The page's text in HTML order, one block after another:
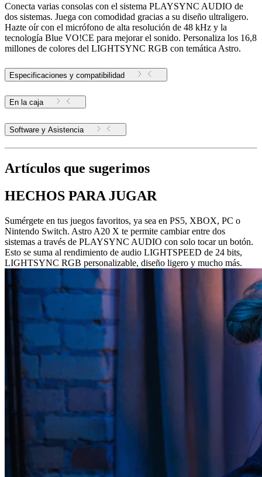
Conecta varias consolas con el sistema PLAYSYNC AUDIO de
dos sistemas. Juega con comodidad gracias a su diseño ultraligero.
Hazte oír con el micrófono de alta resolución de 48 kHz y la
tecnología Blue VO!CE para mejorar el sonido. Personaliza los 16,8
millones de colores del LIGHTSYNC RGB con temática Astro.
Especificaciones y compatibilidad
En la caja
Software y Asistencia
Artículos que sugerimos
HECHOS PARA JUGAR
Sumérgete en tus juegos favoritos, ya sea en PS5, XBOX, PC o
Nintendo Switch. Astro A20 X te permite cambiar entre dos
sistemas a través de PLAYSYNC AUDIO con solo tocar un botón.
Esto se suma al rendimiento de audio LIGHTSPEED de 24 bits,
LIGHTSYNC RGB personalizable, diseño ligero y mucho más.